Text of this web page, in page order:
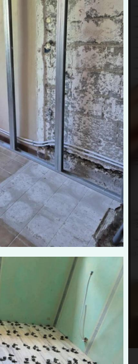
: votre
et
chauffagiste à Le Quesnoy
sur mesure
unique à votre écoute. Les
travaux d’installation et de
à un résultat
vigueur. Toutes nos
par lagarantie décennale
et professionnalisme.
tous vos travaux de
àLe Quesnoy, Solesmes,
Maubeuge, Saint-
.
ContactezJD Chauffage